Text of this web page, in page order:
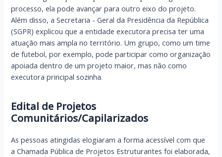
processo, ela pode avançar para outro eixo do projeto.
Além disso, a Secretaria - Geral da Presidência da República
(SGPR) explicou que a entidade executora precisa ter uma
atuação mais ampla no território. Um grupo, como um time
de futebol, por exemplo, pode participar como organização
apoiada dentro de um projeto maior, mas não como
executora principal sozinha.
Edital de Projetos
Comunitários/Capilarizados
As pessoas atingidas elogiaram a forma acessível com que
a Chamada Pública de Projetos Estruturantes foi elaborada,